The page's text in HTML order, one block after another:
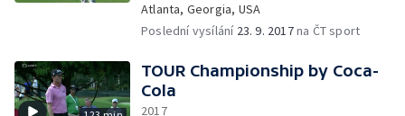
Atlanta, Georgia, USA
Poslední vysílání 23. 9. 2017na ČT sport
TOUR Championship by Coca-
Cola
2017